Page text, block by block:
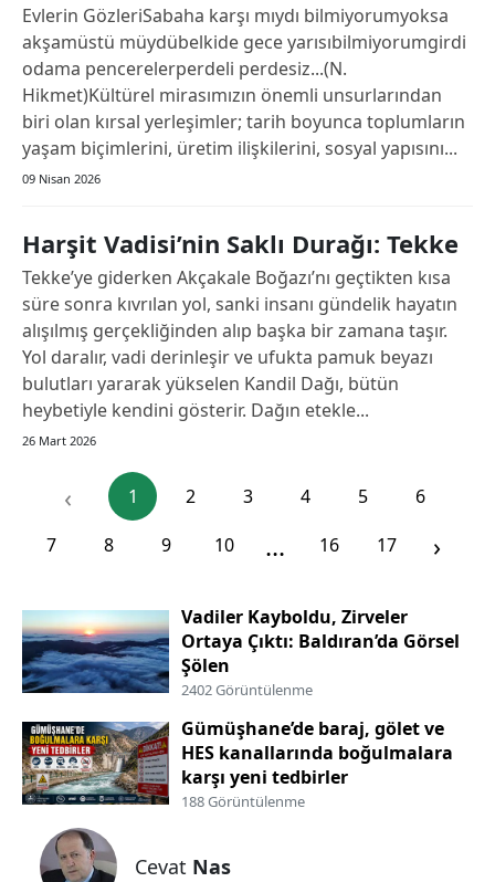
Mersin
İstanbul
İzmir
Kayseri
Kırklareli
Kırşehir
Kocaeli
Kütahya
Malatya
Kahramanmaraş
Muğla
Muş
Nevşehir
Evlerin GözleriSabaha karşı mıydı bilmiyorumyoksa
akşamüstü müydübelkide gece yarısıbilmiyorumgirdi
odama pencerelerperdeli perdesiz...(N.
Hikmet)Kültürel mirasımızın önemli unsurlarından
biri olan kırsal yerleşimler; tarih boyunca toplumların
yaşam biçimlerini, üretim ilişkilerini, sosyal yapısını...
09 Nisan 2026
Harşit Vadisi’nin Saklı Durağı: Tekke
Tekke’ye giderken Akçakale Boğazı’nı geçtikten kısa
süre sonra kıvrılan yol, sanki insanı gündelik hayatın
alışılmış gerçekliğinden alıp başka bir zamana taşır.
Yol daralır, vadi derinleşir ve ufukta pamuk beyazı
bulutları yararak yükselen Kandil Dağı, bütün
heybetiyle kendini gösterir. Dağın etekle...
26 Mart 2026
‹ 1 2 3 4 5
6
7
8 9 10 ... 16 17 ›
Vadiler Kayboldu, Zirveler
Ortaya Çıktı: Baldıran’da Görsel
Şölen
2402 Görüntülenme
Gümüşhane’de baraj, gölet ve
HES kanallarında boğulmalara
karşı yeni tedbirler
188 Görüntülenme
Cevat Nas